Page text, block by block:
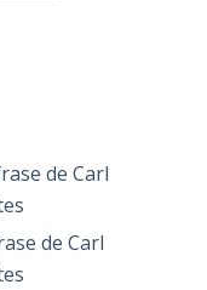
de Carl
de Carl